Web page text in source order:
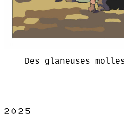
Des glaneuses
2025